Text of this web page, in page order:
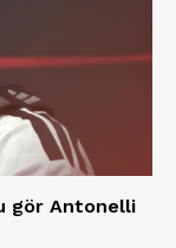
gör Antonelli